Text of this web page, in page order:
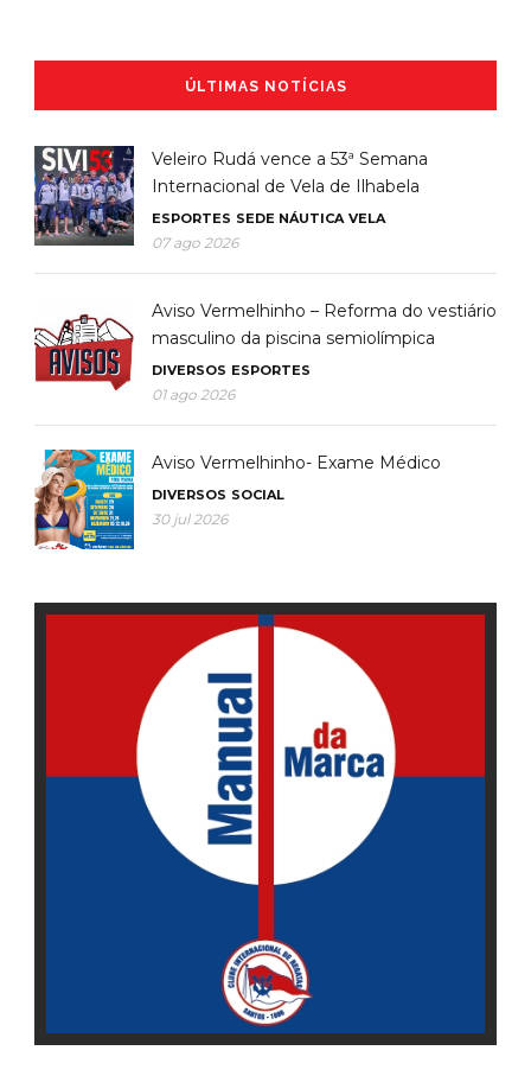
ÚLTIMAS NOTÍCIAS
Veleiro Rudá vence a 53ª Semana
Internacional de Vela de Ilhabela
ESPORTES SEDE NÁUTICA VELA
07 ago 2026
Aviso Vermelhinho – Reforma do vestiário
masculino da piscina semiolímpica
DIVERSOS ESPORTES
01 ago 2026
Aviso Vermelhinho- Exame Médico
DIVERSOS SOCIAL
30 jul 2026